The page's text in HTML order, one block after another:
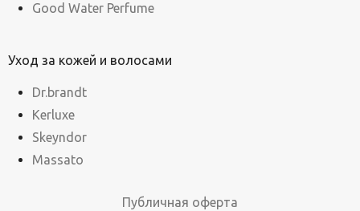
Good Water Perfume
Уход за кожей и волосами
Dr.brandt
Kerluxe
Skeyndor
Massato
Публичная оферта